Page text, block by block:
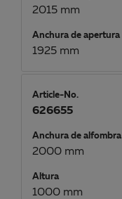
2015 mm
Anchura de apertura
1925 mm
Article-No.
626655
Anchura de alfombra
2000 mm
Altura
1000 mm